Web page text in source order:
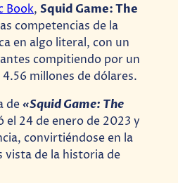
Book,Squid Game: The
competencias de la
en algo literal, con un
compitiendo por un
millones de dólares.
de«Squid Game: The
el 24 de enero de 2023 y
convirtiéndose en la
vista de la historia de